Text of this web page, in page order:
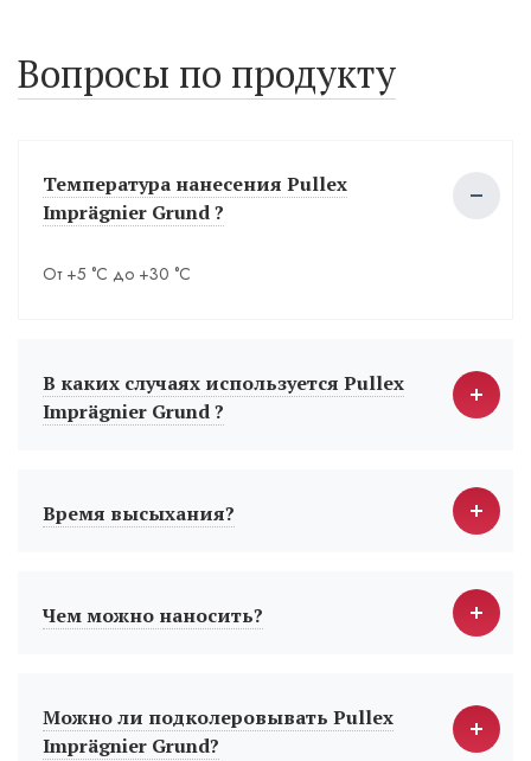
Вопросы по продукту
Температура нанесения Pullex
Imprägnier Grund ?
От +5 °С до +30 °С
В каких случаях используется Pullex
Imprägnier Grund ?
Время высыхания?
Чем можно наносить?
Можно ли подколеровывать Pullex
Imprägnier Grund?